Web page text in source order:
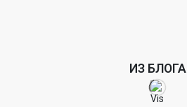
ИЗ БЛОГА